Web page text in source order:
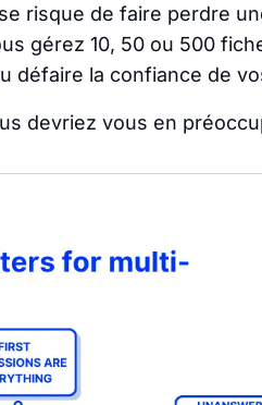
risque de faire perdre
gérez 10, 50 ou 500
défaire la confiance de
devriez vous en